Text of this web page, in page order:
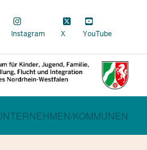
Instagram X YouTube
SECTION FÜR
KOMMUNEN